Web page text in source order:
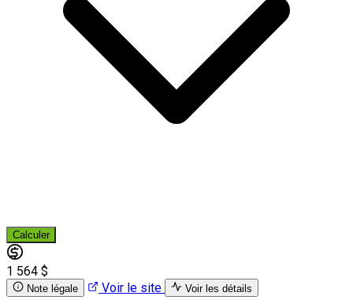
Calculer
1 564 $
Note légale Voir le site Voir les détails